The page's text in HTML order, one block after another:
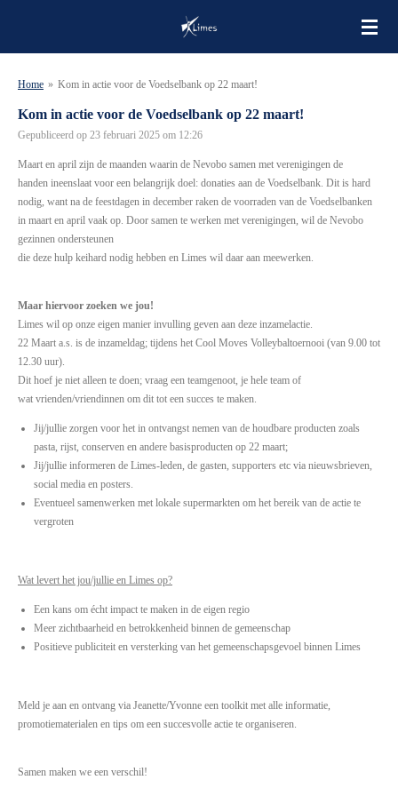
naar
hoofdinhoud
Home » Kom in actie voor de Voedselbank op 22 maart!
Kom in actie voor de Voedselbank op 22 maart!
Gepubliceerd op 23 februari 2025 om 12:26
Maart en april zijn de maanden waarin de Nevobo samen met verenigingen de
handen ineenslaat voor een belangrijk doel: donaties aan de Voedselbank. Dit is hard
nodig, want na de feestdagen in december raken de voorraden van de Voedselbanken
in maart en april vaak op. Door samen te werken met verenigingen, wil de Nevobo
gezinnen ondersteunen
die deze hulp keihard nodig hebben en Limes wil daar aan meewerken.
Maar hiervoor zoeken we jou!
Limes wil op onze eigen manier invulling geven aan deze inzamelactie.
22 Maart a.s. is de inzameldag; tijdens het Cool Moves Volleybaltoernooi (van 9.00 tot
12.30 uur).
Dit hoef je niet alleen te doen; vraag een teamgenoot, je hele team of
wat vrienden/vriendinnen om dit tot een succes te maken.
Jij/jullie zorgen voor het in ontvangst nemen van de houdbare producten zoals
pasta, rijst, conserven en andere basisproducten op 22 maart;
Jij/jullie informeren de Limes-leden, de gasten, supporters etc via nieuwsbrieven,
social media en posters.
Eventueel samenwerken met lokale supermarkten om het bereik van de actie te
vergroten
Wat levert het jou/jullie en Limes op?
Een kans om écht impact te maken in de eigen regio
Meer zichtbaarheid en betrokkenheid binnen de gemeenschap
Positieve publiciteit en versterking van het gemeenschapsgevoel binnen Limes
Meld je aan en ontvang via Jeanette/Yvonne een toolkit met alle informatie,
promotiematerialen en tips om een succesvolle actie te organiseren.
Samen maken we een verschil!